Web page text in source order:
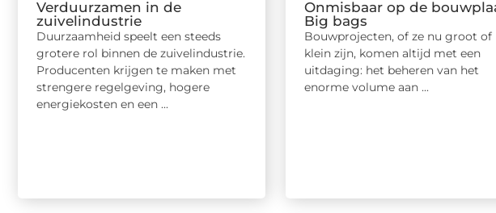
Verduurzamen in de
zuivelindustrie
Duurzaamheid speelt een steeds
grotere rol binnen de zuivelindustrie.
Producenten krijgen te maken met
strengere regelgeving, hogere
energiekosten en een ...
Onmisbaar op de
Big bags
Bouwprojecten, of ze nu groot of
klein zijn, komen altijd met een
uitdaging: het beheren van het
enorme volume aan ...